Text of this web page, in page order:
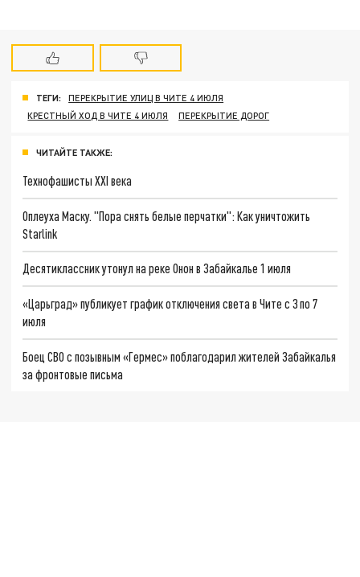
ТЕГИ:
ПЕРЕКРЫТИЕ УЛИЦ В ЧИТЕ 4 ИЮЛЯ
КРЕСТНЫЙ ХОД В ЧИТЕ 4 ИЮЛЯ
ПЕРЕКРЫТИЕ ДОРОГ
ЧИТАЙТЕ ТАКЖЕ:
Технофашисты XXI века
Оплеуха Маску. "Пора снять белые перчатки": Как уничтожить
Starlink
Десятиклассник утонул на реке Онон в Забайкалье 1 июля
«Царьград» публикует график отключения света в Чите с 3 по 7
июля
Боец СВО с позывным «Гермес» поблагодарил жителей Забайкалья
за фронтовые письма